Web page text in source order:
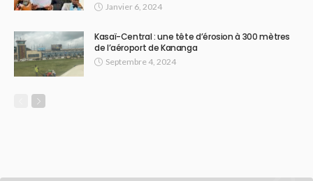
Janvier 6, 2024
Kasaï-Central : une tête d’érosion à 300 mètres
de l’aéroport de Kananga
Septembre 4, 2024